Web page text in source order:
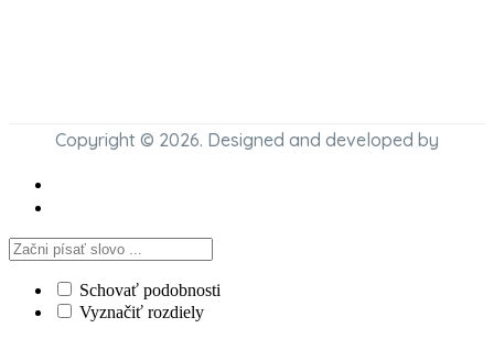
Copyright © 2026. Designed and developed by
Schovať podobnosti
Vyznačiť rozdiely